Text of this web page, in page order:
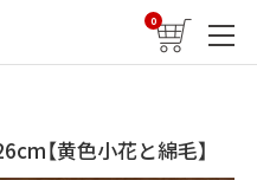
0
【黄色小花と綿毛】